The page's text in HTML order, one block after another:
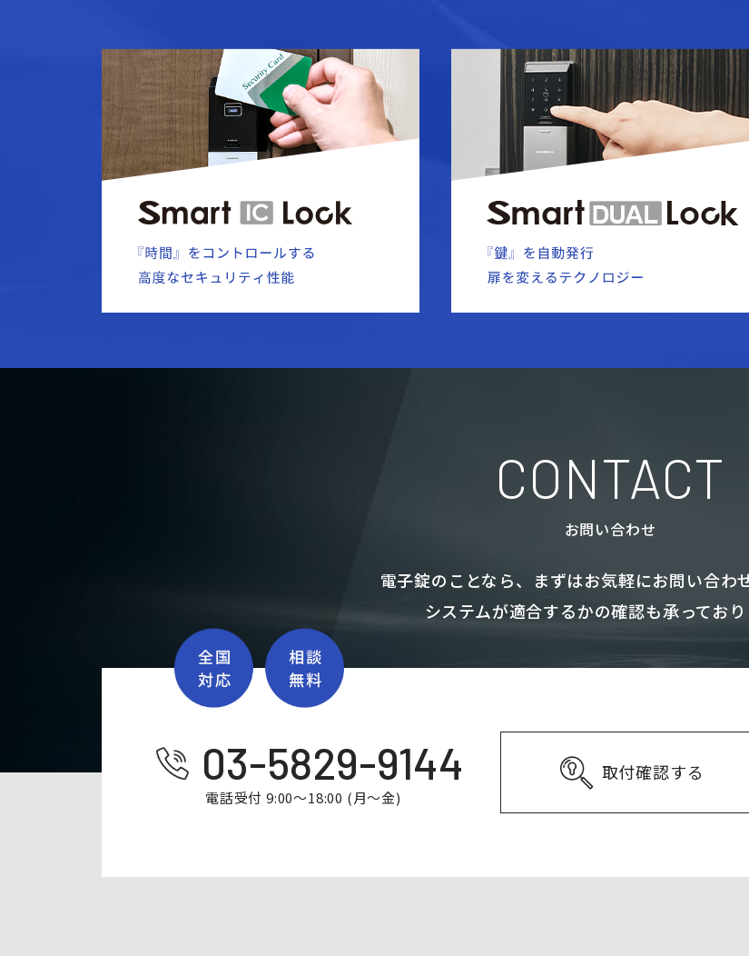
CONTACT
お問い合わせ
電子錠のことなら、まずはお気軽にお問い合わ
システムが適合するかの確認も承っており
03-5829-9144
電話受付 9:00～18:00 (月～金)
取付確認する